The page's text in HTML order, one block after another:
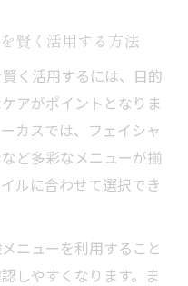
賢く活用する方法
く活用するには、目的
アがポイントとなりま
カスでは、フェイシャ
ど多彩なメニューが揃
ルに合わせて選択でき
ニューを利用すること
しやすくなります。ま